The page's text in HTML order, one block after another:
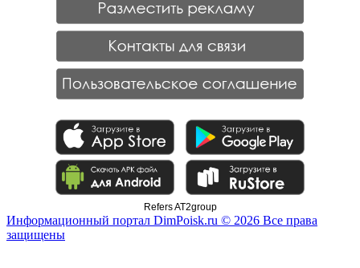
Refers AT2group
Информационный портал DimPoisk.ru © 2026 Все права
защищены